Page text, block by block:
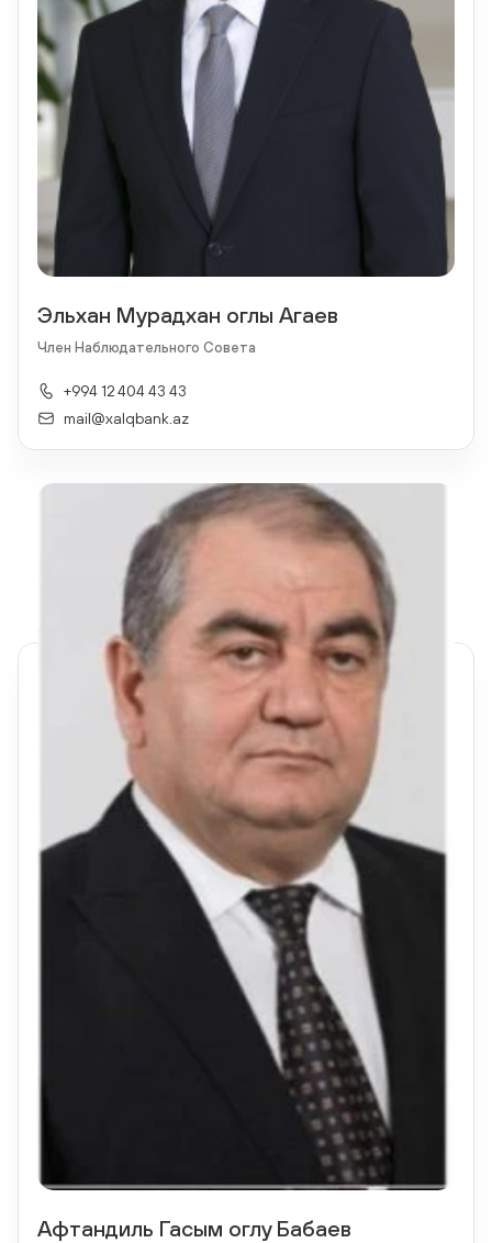
Эльхан Мурадхан оглы Агаев
Член Наблюдательного Совета
+994 12 404 43 43
mail@xalqbank.az
Афтандиль Гасым оглу Бабаев